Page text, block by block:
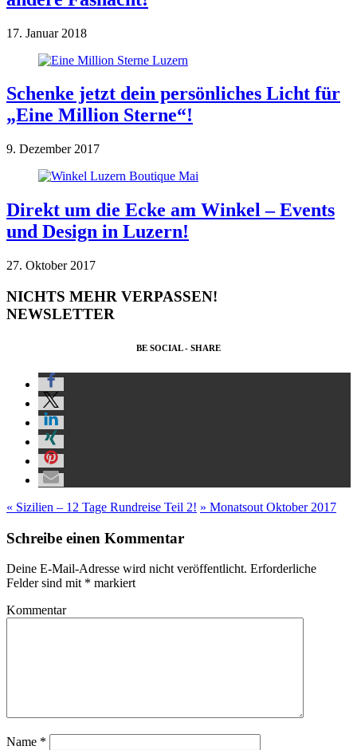
17. Januar 2018
Schenke jetzt dein persönliches Licht für
„Eine Million Sterne“!
9. Dezember 2017
Direkt um die Ecke am Winkel – Events
und Design in Luzern!
27. Oktober 2017
NICHTS MEHR VERPASSEN!
NEWSLETTER
BE SOCIAL - SHARE
« Sizilien – 12 Tage Rundreise Teil 2! » Monatsout Oktober 2017
Schreibe einen Kommentar
Deine E-Mail-Adresse wird nicht veröffentlicht. Erforderliche
Felder sind mit * markiert
Kommentar
Name *